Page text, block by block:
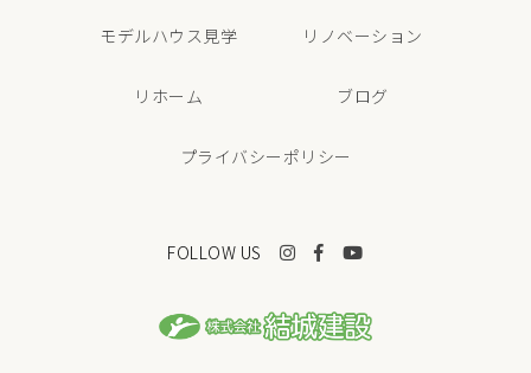
モデルハウス見学 リノベーション
リホーム ブログ
プライバシーポリシー
FOLLOW US